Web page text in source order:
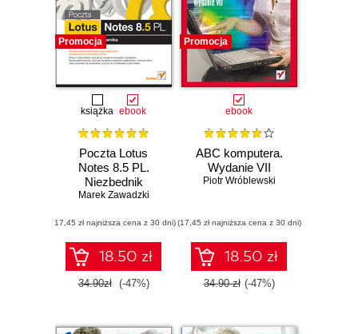
Promocja
książka ebook
Poczta Lotus
Notes 8.5 PL.
Niezbednik
uzytkownika
Marek Zawadzki
(17,45 zł najniższa cena z 30 dni)
18.50 zł
34.90zł (-47%)
Promocja
ebook
ABC komputera.
Wydanie VII
Piotr Wróblewski
(17,45 zł najniższa cena z 30 dni)
18.50 zł
34.90 zł (-47%)